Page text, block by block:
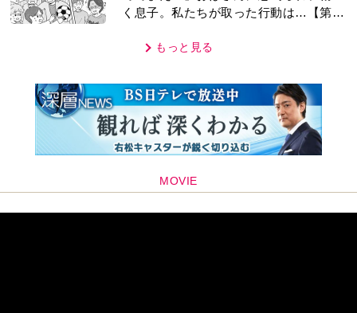
く息子。私たちが取った行動は…【第3
もっと見る
MOVIE